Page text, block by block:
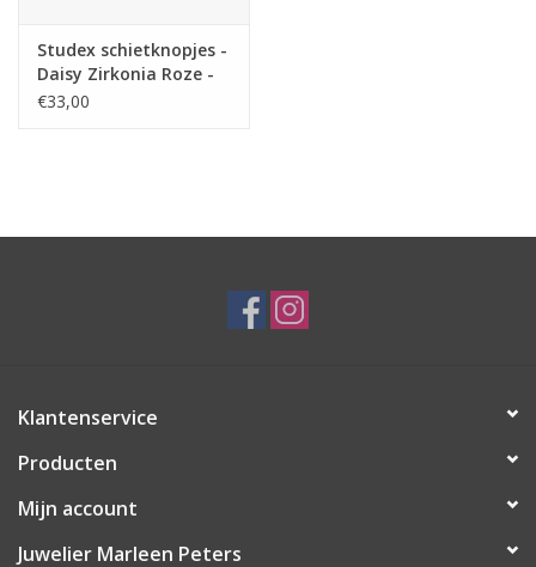
Studex schietknopjes -
Daisy Zirkonia Roze -
7512-6023 (159)
€33,00
Klantenservice
Producten
Mijn account
Juwelier Marleen Peters